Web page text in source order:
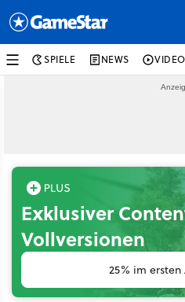
SPIELE NEWS
Exklusiver
Vollversionen
25% im ersten